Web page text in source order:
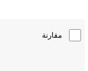
مقارنة